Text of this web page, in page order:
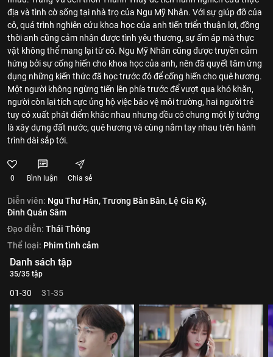
địa và tình cờ sống tại nhà trọ của Ngu Mỹ Nhân. Với sự giúp đỡ của
cô, quá trình nghiên cứu khoa học của anh tiến triển thuận lợi, đồng
thời anh cũng cảm nhận được tình yêu thương, sự ấm áp mà thực
vật không thể mang lại từ cô. Ngu Mỹ Nhân cũng được truyền cảm
hứng bởi sự cống hiến cho khoa học của anh, nên đã quyết tâm ứng
dụng những kiến thức đã học trước đó để cống hiến cho quê hương.
Một người không ngừng tiến lên phía trước để vượt qua khó khăn,
người còn lại tích cực ủng hộ việc bảo vệ môi trường, hai người trẻ
tuy có xuất phát điểm khác nhau nhưng đều có chung một lý tưởng
là xây dựng đất nước, quê hương và cùng nắm tay nhau trên hành
trình dài sắp tới.
0 Bình luận Chia sẻ
Diễn viên: Ngu Thư Hân,Trương Bân Bân, Lệ Gia Kỳ,
Đinh Quán Sâm
Đạo diễn: Thái Thông
Thể loại: Phim tình cảm
Danh sách tập
35/35 tập
01-30 31-35